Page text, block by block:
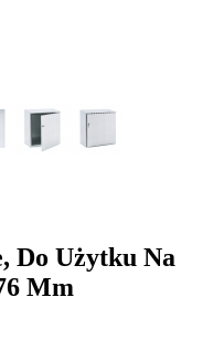
Do Użytku Na
Mm